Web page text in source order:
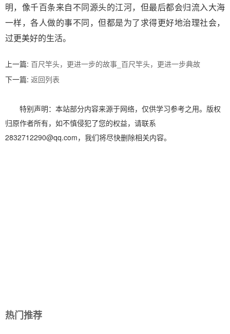
明，像千百条来自不同源头的江河，但最后都会归流入大海
一样，各人做的事不同，但都是为了求得更好地治理社会，
过更美好的生活。
文
章
导
上一篇: 百尺竿头，更进一步的故事_百尺竿头，更进一步典故
下一篇: 返回列表
特别声明：本站部分内容来源于网络，仅供学习参考之用。版权
归原作者所有，如不慎侵犯了您的权益，请联系
2832712290@qq.com，我们将尽快删除相关内容。
热门推荐